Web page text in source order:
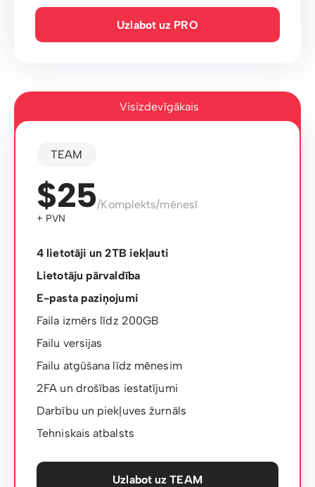
Uzlabot uz PRO
Visizdevīgākais
TEAM
$25/Komplekts/mēnesī
+ PVN
4 lietotāji un 2TB iekļauti
Lietotāju pārvaldība
E-pasta paziņojumi
Faila izmērs līdz 200GB
Failu versijas
Failu atgūšana līdz mēnesim
2FA un drošības iestatījumi
Darbību un piekļuves žurnāls
Tehniskais atbalsts
Uzlabot uz TEAM